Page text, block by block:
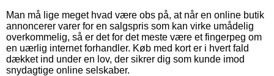
Man må lige meget hvad være obs på, at når en online butik
annoncerer varer for en salgspris som kan virke umådelig
overkommelig, så er det for det meste være et fingerpeg om
en uærlig internet forhandler. Køb med kort er i hvert fald
dækket ind under en lov, der sikrer dig som kunde imod
snydagtige online selskaber.